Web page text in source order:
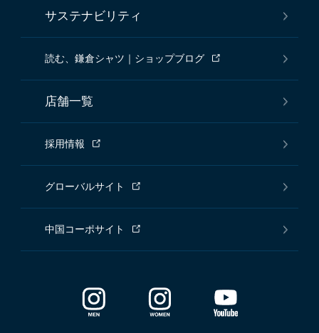
サステナビリティ
読む、鎌倉シャツ｜ショップブログ
店舗一覧
採用情報
グローバルサイト
中国コーポサイト